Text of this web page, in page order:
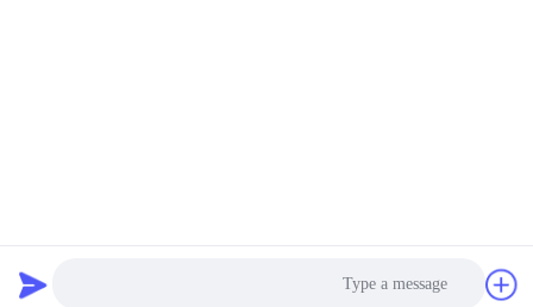
Ltd جميع الحقوق محفوظة